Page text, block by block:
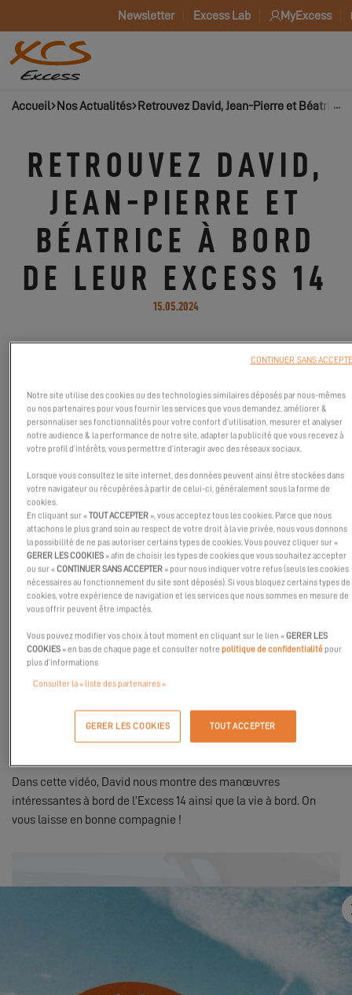
Newsletter Excess Lab MyExcess
Accueil Nos Actualités Retrouvez David, Jean-Pierre et Béatrice
RETROUVEZ DAVID,
JEAN-PIERRE ET
BÉATRICE À BORD
DE LEUR EXCESS 14
15.05.2024
Dans cette seconde vidéo de la série, retrouvez David – notre
deJean-Pierre et Béatrice!
Dans cette vidéo, David nous montre des manœuvres
intéressantes à bord de l’Excess 14 ainsi que la vie à bord. On
vous laisse en bonne compagnie !
Pour visualiser cette video, vous devez au
préalable autoriser l'utilisation de cookies
de fonctionnalité sur notre site.
Notre site utilise des cookies ou des technologies similaires déposés par nous-mêmes
ou nos partenaires pour vous fournir les services que vous demandez, améliorer &
personnaliser ses fonctionnalités pour votre confort d’utilisation, mesurer et analyser
notre audience & la performance de notre site, adapter la publicité que vous recevez à
votre profil d’intérêts, vous permettre d’interagir avec des réseaux sociaux.
Lorsque vous consultez le site internet, des données peuvent ainsi être stockées dans
votre navigateur ou récupérées à partir de celui-ci, généralement sous la forme de
cookies.
En cliquant sur «TOUT ACCEPTER », vous acceptez tous les cookies. Parce que nous
attachons le plus grand soin au respect de votre droit à la vie privée, nous vous donnons
la possibilité de ne pas autoriser certains types de cookies. Vous pouvez cliquer sur «
GERER LES COOKIES » afin de choisir les types de cookies que vous souhaitez accepter
ou sur «CONTINUER SANS ACCEPTER » pour nous indiquer votre refus (seuls les cookies
nécessaires au fonctionnement du site sont déposés). Si vous bloquez certains types de
cookies, votre expérience de navigation et les services que nous sommes en mesure de
vous offrir peuvent être impactés.
Vous pouvez modifier vos choix à tout moment en cliquant sur le lien «GERER LES
COOKIES » en bas de chaque page et consulter notrepolitique de confidentialitépour
plus d’informations
Consulter la « liste des partenaires »
GERER LES COOKIES TOUT ACCEPTER
CONTINUER SANS